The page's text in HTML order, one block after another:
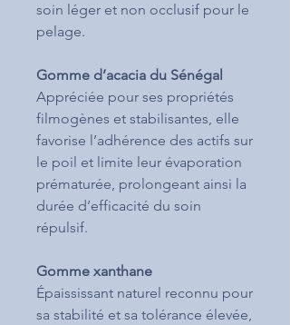
soin léger et non occlusif pour le
pelage.
Gomme d’acacia du Sénégal
Appréciée pour ses propriétés
filmogènes et stabilisantes, elle
favorise l’adhérence des actifs sur
le poil et limite leur évaporation
prématurée, prolongeant ainsi la
durée d’efficacité du soin
répulsif.
Gomme xanthane
Épaississant naturel reconnu pour
sa stabilité et sa tolérance élevée,